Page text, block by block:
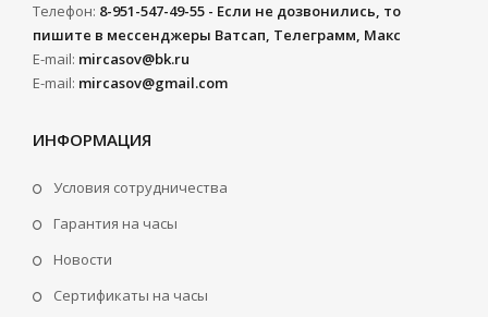
Телефон: 8-951-547-49-55 - Если не дозвонились, то
пишите в мессенджеры Ватсап, Телеграмм, Макс
E-mail: mircasov@bk.ru
E-mail: mircasov@gmail.com
ИНФОРМАЦИЯ
Условия сотрудничества
Гарантия на часы
Новости
Сертификаты на часы